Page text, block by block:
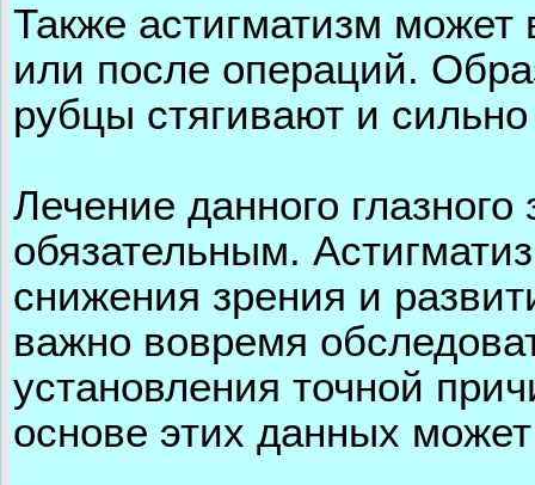
Также астигматизм может
или после операций.
рубцы стягивают и
Лечение данного
обязательным.
снижения зрения и
важно вовремя
установления точной
основе этих данных